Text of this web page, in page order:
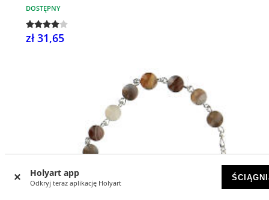
Holyart app
Odkryj teraz aplikację Holyart
DOSTĘPNY
zł 31,65